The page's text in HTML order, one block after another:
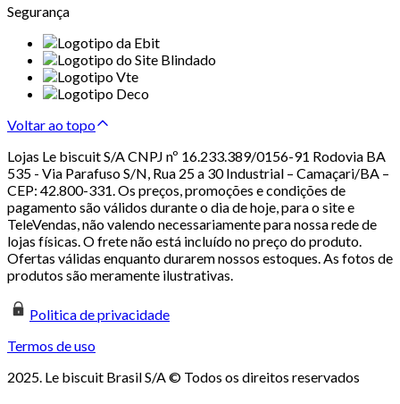
Segurança
Voltar ao topo
Lojas Le biscuit S/A CNPJ nº 16.233.389/0156-91 Rodovia BA
535 - Via Parafuso S/N, Rua 25 a 30 Industrial – Camaçari/BA –
CEP: 42.800-331. Os preços, promoções e condições de
pagamento são válidos durante o dia de hoje, para o site e
TeleVendas, não valendo necessariamente para nossa rede de
lojas físicas. O frete não está incluído no preço do produto.
Ofertas válidas enquanto durarem nossos estoques. As fotos de
produtos são meramente ilustrativas.
Politica de privacidade
Termos de uso
2025. Le biscuit Brasil S/A © Todos os direitos reservados